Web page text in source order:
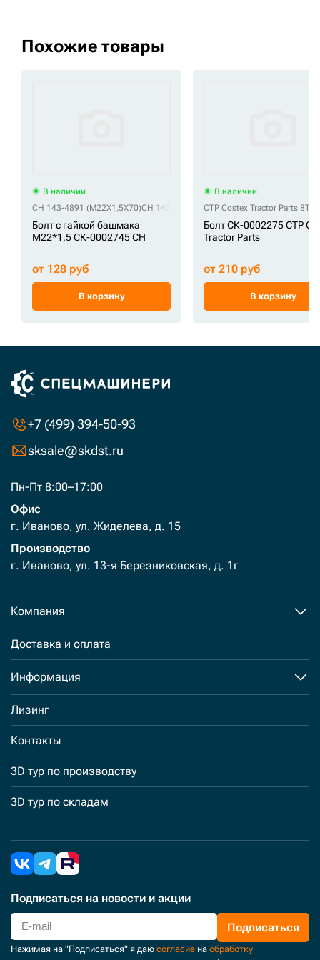
Похожие товары
В наличии
CH 143-4891 (M22X1,5X70)CH 143-4891+9W4381CH 3081344
Болт с гайкой башмака
M22*1,5 СК-0002745 CH
от 128 руб
В корзину
В наличии
CTP Costex Tractor Parts 8T-
Болт СК-0002275 CTP
Tractor Parts
от 210 руб
В корзину
+7 (499) 394-50-93
sksale@skdst.ru
Пн-Пт 8:00–17:00
Офис
г. Иваново, ул. Жиделева, д. 15
Производство
г. Иваново, ул. 13-я Березниковская, д. 1г
Компания
Доставка и оплата
Информация
Лизинг
Контакты
3D тур по производству
3D тур по складам
Подписаться на новости и акции
Подписаться
Нажимая на "Подписаться" я даю согласие на обработку